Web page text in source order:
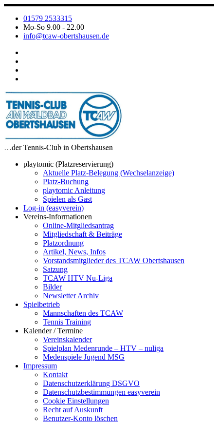
Zum
Inhalt
springen
01579 2533315
Mo-So 9.00 - 22.00
info@tcaw-obertshausen.de
…der Tennis-Club in Obertshausen
playtomic (Platzreservierung)
Aktuelle Platz-Belegung (Wechselanzeige)
Platz-Buchung
playtomic Anleitung
Spielen als Gast
Log-in (easyverein)
Vereins-Informationen
Online-Mitgliedsantrag
Mitgliedschaft & Beiträge
Platzordnung
Artikel, News, Infos
Vorstandsmitglieder des TCAW Obertshausen
Satzung
TCAW HTV Nu-Liga
Bilder
Newsletter Archiv
Spielbetrieb
Mannschaften des TCAW
Tennis Training
Kalender / Termine
Vereinskalender
Spielplan Medenrunde – HTV – nuliga
Medenspiele Jugend MSG
Impressum
Kontakt
Datenschutzerklärung DSGVO
Datenschutzbestimmungen easyverein
Cookie Einstellungen
Recht auf Auskunft
Benutzer-Konto löschen